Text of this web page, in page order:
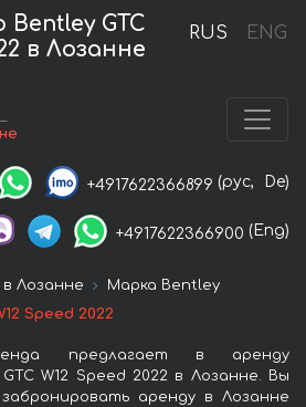
RUS ENG
GTC
в Лозанне
+4917622366899 (рус, De)
+4917622366900 (Eng)
Лозанне
Марка Bentley
Speed 2022
предлагает в аренду
W12 Speed 2022 в Лозанне. Вы
аренду в Лозанне